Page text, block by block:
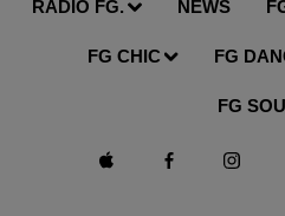
RADIO FG. NEWS
FG CHIC FG
FG